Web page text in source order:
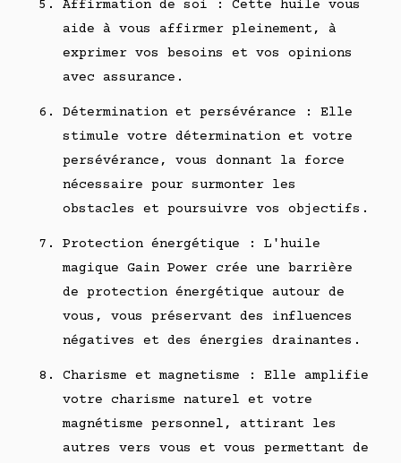
Affirmation de soi : Cette huile vous
aide à vous affirmer pleinement, à
exprimer vos besoins et vos opinions
avec assurance.
Détermination et persévérance : Elle
stimule votre détermination et votre
persévérance, vous donnant la force
nécessaire pour surmonter les
obstacles et poursuivre vos objectifs.
Protection énergétique : L'huile
magique Gain Power crée une barrière
de protection énergétique autour de
vous, vous préservant des influences
négatives et des énergies drainantes.
Charisme et magnetisme : Elle amplifie
votre charisme naturel et votre
magnétisme personnel, attirant les
autres vers vous et vous permettant de